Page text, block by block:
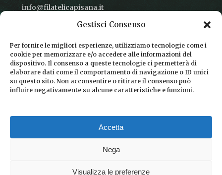
Gestisci Consenso
Per fornire le migliori esperienze, utilizziamo tecnologie come i
cookie per memorizzare e/o accedere alle informazioni del
dispositivo. Il consenso a queste tecnologie ci permetterà di
elaborare dati come il comportamento di navigazione o ID unici
su questo sito. Non acconsentire o ritirare il consenso può
influire negativamente su alcune caratteristiche e funzioni.
Accetta
Nega
Visualizza le preferenze
info@filatelicapisana.it
CONDIZIONI DI VENDITA
INFORMATIVA SULLA PRIVACY
COOKIE POLICY